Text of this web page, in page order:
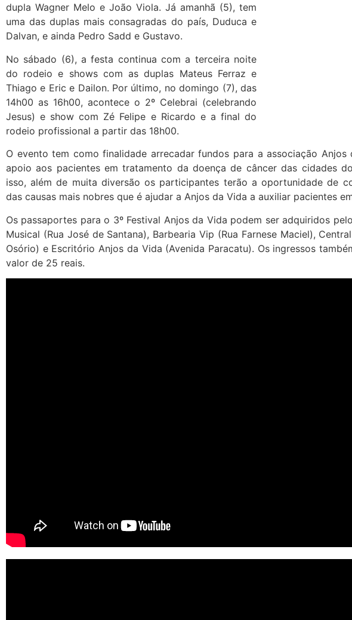
dupla Wagner Melo e João Viola. Já amanhã (5), tem
uma das duplas mais consagradas do país, Duduca e
Dalvan, e ainda Pedro Sadd e Gustavo.
No sábado (6), a festa continua com a terceira noite
do rodeio e shows com as duplas Mateus Ferraz e
Thiago e Eric e Dailon. Por último, no domingo (7), das
14h00 as 16h00, acontece o 2º Celebrai (celebrando
Jesus) e show com Zé Felipe e Ricardo e a final do
rodeio profissional a partir das 18h00.
O evento tem como finalidade arrecadar fundos para a associação Anjos
apoio aos pacientes em tratamento da doença de câncer das cidades
isso, além de muita diversão os participantes terão a oportunidade de
das causas mais nobres que é ajudar a Anjos da Vida a auxiliar pacientes
Os passaportes para o 3º Festival Anjos da Vida podem ser adquiridos
Musical (Rua José de Santana), Barbearia Vip (Rua Farnese Maciel),
Osório) e Escritório Anjos da Vida (Avenida Paracatu). Os ingressos
valor de 25 reais.